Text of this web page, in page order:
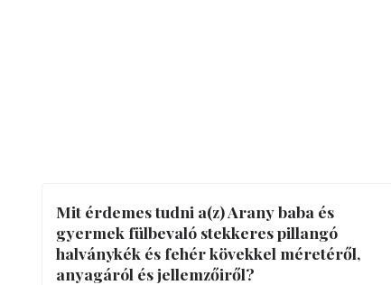
Mit érdemes tudni a(z) Arany baba és
gyermek fülbevaló stekkeres pillangó
halványkék és fehér kövekkel méretéről,
anyagáról és jellemzőiről?